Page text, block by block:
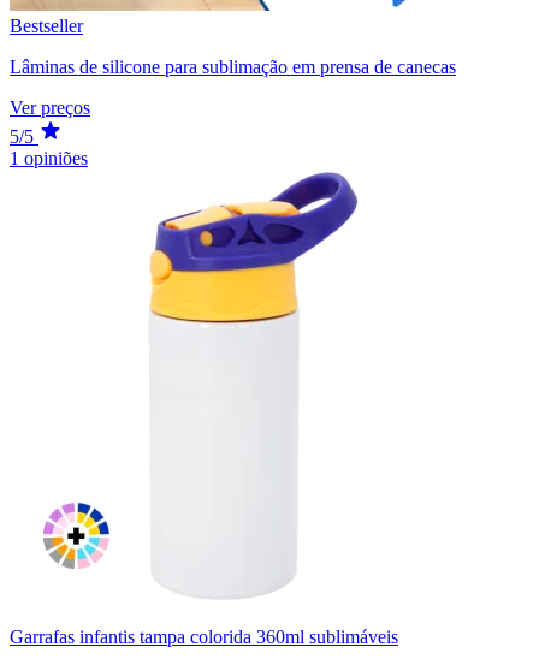
Bestseller
Lâminas de silicone para sublimação em prensa de canecas
Ver preços
5/5
1 opiniões
Garrafas infantis tampa colorida 360ml sublimáveis